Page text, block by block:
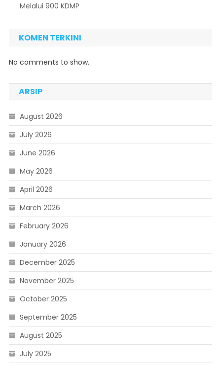
Melalui 900 KDMP
KOMEN TERKINI
No comments to show.
ARSIP
August 2026
July 2026
June 2026
May 2026
April 2026
March 2026
February 2026
January 2026
December 2025
November 2025
October 2025
September 2025
August 2025
July 2025